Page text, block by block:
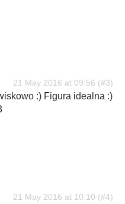
21 May 2016 at 09:56
:) Figura idealna :)
21 May 2016 at 10:10